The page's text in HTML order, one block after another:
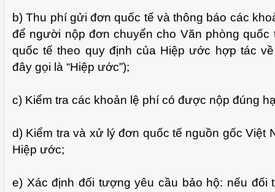
b) Thu phí gửi đơn quốc tế và thông báo các
để người nộp đơn chuyển cho Văn phòng
quốc tế theo quy định của Hiệp ước hợp tác
đây gọi là “Hiệp ước”);
c) Kiểm tra các khoản lệ phí có được nộp đúng
d) Kiểm tra và xử lý đơn quốc tế nguồn gốc Việt
Hiệp ước;
e) Xác định đối tượng yêu cầu bảo hộ: nếu đối